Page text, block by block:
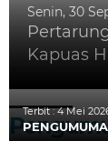
Senin, 30
Kapuas
Terbit :4 Mei